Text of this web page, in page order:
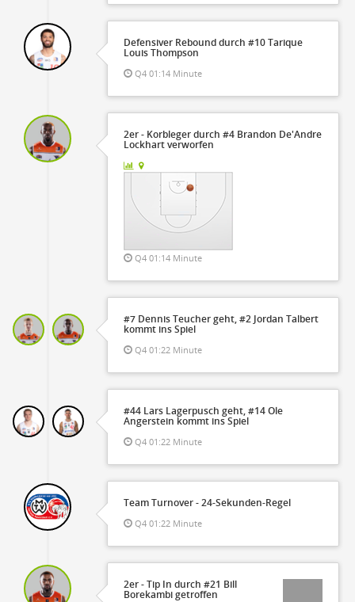
Defensiver Rebound durch #10 Tarique
Louis Thompson
Q4 01:14 Minute
2er - Korbleger durch #4 Brandon De'Andre
Lockhart verworfen
Q4 01:14 Minute
#7 Dennis Teucher geht, #2 Jordan Talbert
kommt ins Spiel
Q4 01:22 Minute
#44 Lars Lagerpusch geht, #14 Ole
Angerstein kommt ins Spiel
Q4 01:22 Minute
Team Turnover - 24-Sekunden-Regel
Q4 01:22 Minute
2er - Tip In durch #21 Bill
Borekambi getroffen